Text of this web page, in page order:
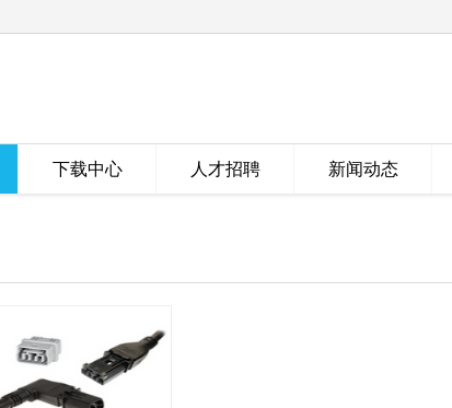
下载中心 人才招聘 新闻动态